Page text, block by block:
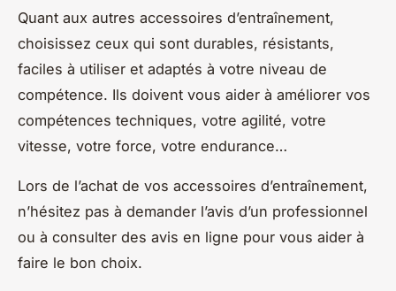
Quant aux autres accessoires d’entraînement,
choisissez ceux qui sont durables, résistants,
faciles à utiliser et adaptés à votre niveau de
compétence. Ils doivent vous aider à améliorer vos
compétences techniques, votre agilité, votre
vitesse, votre force, votre endurance…
Lors de l’achat de vos accessoires d’entraînement,
n’hésitez pas à demander l’avis d’un professionnel
ou à consulter des avis en ligne pour vous aider à
faire le bon choix.